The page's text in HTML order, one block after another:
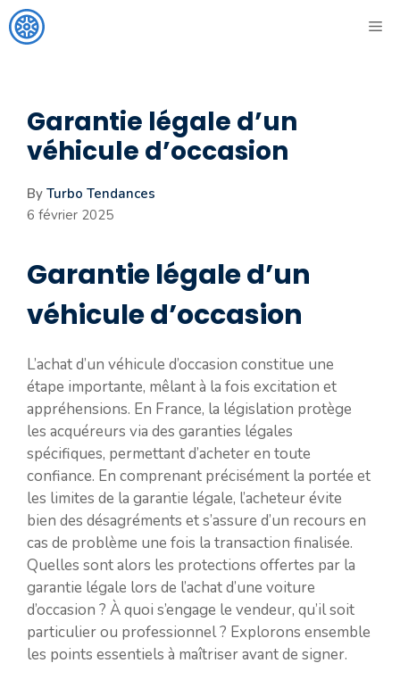
Aller
au
Garantie légale d’un
véhicule d’occasion
By Turbo Tendances
6 février 2025
Garantie légale d’un
véhicule d’occasion
L’achat d’un véhicule d’occasion constitue une
étape importante, mêlant à la fois excitation et
appréhensions. En France, la législation protège
les acquéreurs via des garanties légales
spécifiques, permettant d’acheter en toute
confiance. En comprenant précisément la portée et
les limites de la garantie légale, l’acheteur évite
bien des désagréments et s’assure d’un recours en
cas de problème une fois la transaction finalisée.
Quelles sont alors les protections offertes par la
garantie légale lors de l’achat d’une voiture
d’occasion ? À quoi s’engage le vendeur, qu’il soit
particulier ou professionnel ? Explorons ensemble
les points essentiels à maîtriser avant de signer.